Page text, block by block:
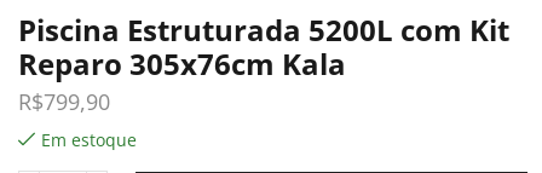
Piscina Estruturada 5200L com Kit
Reparo 305x76cm Kala
R$799,90
Em estoque